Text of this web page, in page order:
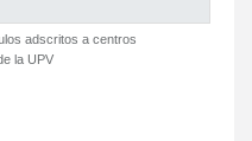
adscritos a centros
la UPV